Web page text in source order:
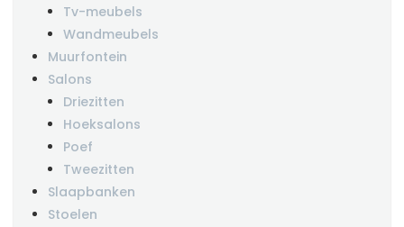
Tv-meubels
Wandmeubels
Muurfontein
Salons
Driezitten
Hoeksalons
Poef
Tweezitten
Slaapbanken
Stoelen